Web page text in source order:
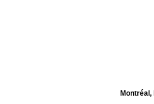
Montréal,